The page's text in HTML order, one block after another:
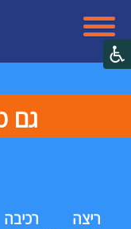
גם
ריצה רכיבה